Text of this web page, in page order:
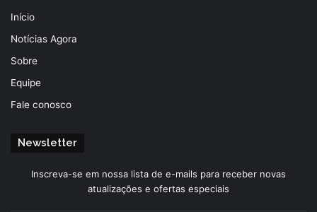
Início
Notícias Agora
Sobre
Equipe
Fale conosco
Newsletter
Inscreva-se em nossa lista de e-mails para receber novas
atualizações e ofertas especiais